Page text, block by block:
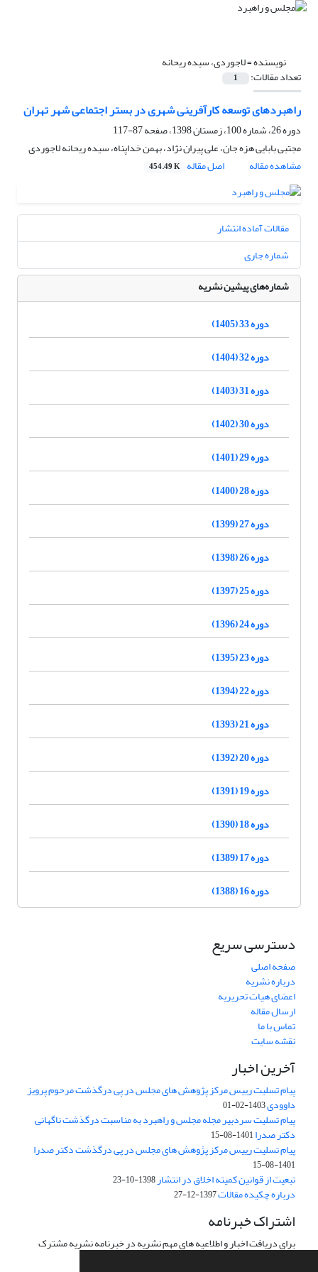
نویسنده =لاجوردی، سیده ریحانه
تعداد مقالات: 1
راهبردهای توسعه کارآفرینی شهری در بستر اجتماعی شهر تهران
دوره 26، شماره 100، زمستان 1398، صفحه
87-117
مجتبی بابایی هزه جان، علی پیران نژاد، بهمن خداپناه، سیده ریحانه لاجوردی
مشاهده مقاله
اصل مقاله 454.49 K
مقالات آماده انتشار
شماره جاری
شماره‌های پیشین نشریه
دوره 33 (1405)
دوره 32 (1404)
دوره 31 (1403)
دوره 30 (1402)
دوره 29 (1401)
دوره 28 (1400)
دوره 27 (1399)
دوره 26 (1398)
دوره 25 (1397)
دوره 24 (1396)
دوره 23 (1395)
دوره 22 (1394)
دوره 21 (1393)
دوره 20 (1392)
دوره 19 (1391)
دوره 18 (1390)
دوره 17 (1389)
دوره 16 (1388)
دسترسی سریع
صفحه اصلی
درباره نشریه
اعضای هیات تحریریه
ارسال مقاله
تماس با ما
نقشه سایت
آخرین اخبار
پیام تسلیت رییس مرکز پژوهش های مجلس در پی درگذشت مرحوم پرویز
داوودی1403-02-01
پیام تسلیت سردبیر مجله مجلس و راهبرد به مناسبت درگذشت ناگهانی
دکتر صدرا1401-08-15
پیام تسلیت رییس مرکز پژوهش های مجلس در پی درگذشت دکتر صدرا
1401-08-15
تبعیت از قوانین کمیته اخلاق در انتشار1398-10-23
درباره چکیده مقالات1397-12-27
اشتراک خبرنامه
برای دریافت اخبار و اطلاعیه های مهم نشریه در خبرنامه نشریه مشترک